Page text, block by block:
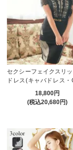
セクシーフェイクスリ
ドレス(キャバドレス
ESS)【メーカーお取り寄
18,800円
(税込20,680円)